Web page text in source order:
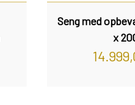
Seng med
x